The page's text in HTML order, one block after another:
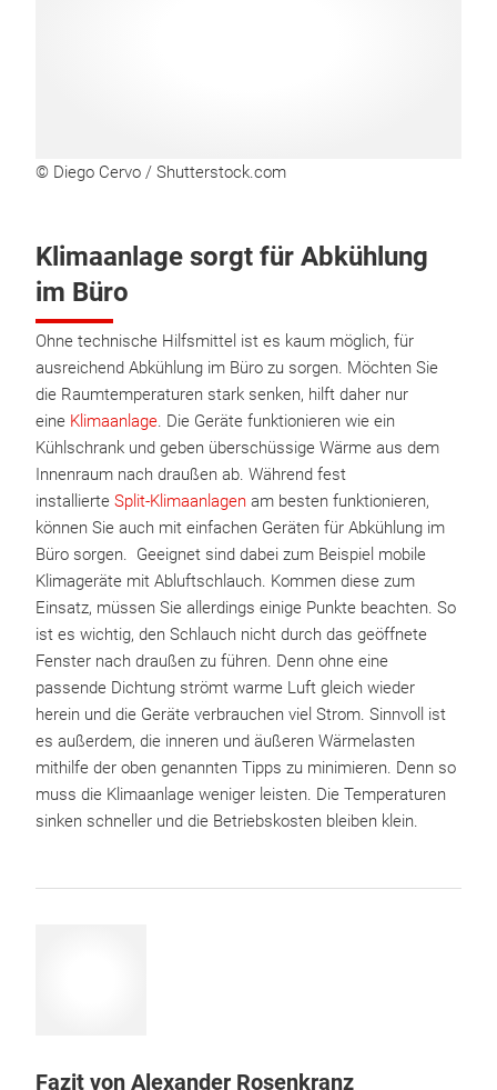
© Diego Cervo / Shutterstock.com
Klimaanlage sorgt für Abkühlung
im Büro
Ohne technische Hilfsmittel ist es kaum möglich, für
ausreichend Abkühlung im Büro zu sorgen. Möchten Sie
die Raumtemperaturen stark senken, hilft daher nur
eine Klimaanlage. Die Geräte funktionieren wie ein
Kühlschrank und geben überschüssige Wärme aus dem
Innenraum nach draußen ab. Während fest
installierte Split-Klimaanlagen am besten funktionieren,
können Sie auch mit einfachen Geräten für Abkühlung im
Büro sorgen. Geeignet sind dabei zum Beispiel mobile
Klimageräte mit Abluftschlauch. Kommen diese zum
Einsatz, müssen Sie allerdings einige Punkte beachten. So
ist es wichtig, den Schlauch nicht durch das geöffnete
Fenster nach draußen zu führen. Denn ohne eine
passende Dichtung strömt warme Luft gleich wieder
herein und die Geräte verbrauchen viel Strom. Sinnvoll ist
es außerdem, die inneren und äußeren Wärmelasten
mithilfe der oben genannten Tipps zu minimieren. Denn so
muss die Klimaanlage weniger leisten. Die Temperaturen
sinken schneller und die Betriebskosten bleiben klein.
Fazit von Alexander Rosenkranz